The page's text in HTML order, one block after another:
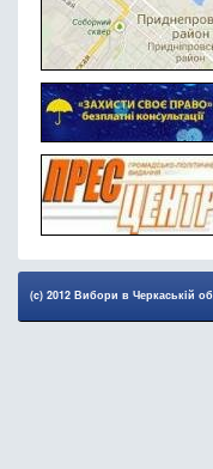
(c) 2012 Вибори в Черкаськiй